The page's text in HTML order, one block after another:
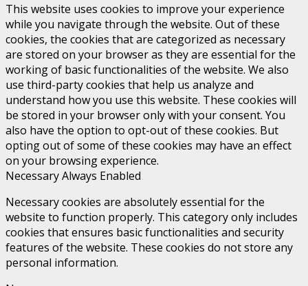
This website uses cookies to improve your experience
while you navigate through the website. Out of these
cookies, the cookies that are categorized as necessary
are stored on your browser as they are essential for the
working of basic functionalities of the website. We also
use third-party cookies that help us analyze and
understand how you use this website. These cookies will
be stored in your browser only with your consent. You
also have the option to opt-out of these cookies. But
opting out of some of these cookies may have an effect
on your browsing experience.
NecessaryAlways Enabled
Necessary cookies are absolutely essential for the
website to function properly. This category only includes
cookies that ensures basic functionalities and security
features of the website. These cookies do not store any
personal information.